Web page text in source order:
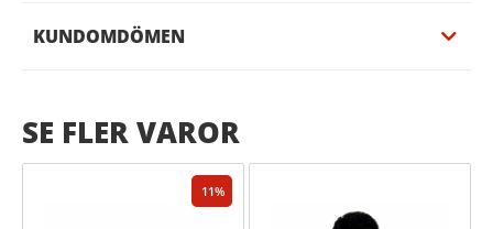
KUNDOMDÖMEN
SE FLER VAROR
11